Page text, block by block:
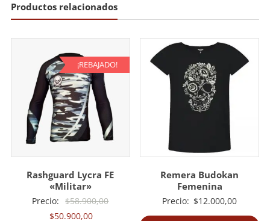
Productos relacionados
¡REBAJADO!
Rashguard Lycra FE
«Militar»
Precio: $58.900,00El
$50.900,00El
Remera Budokan
Femenina
Precio: $12.000,00